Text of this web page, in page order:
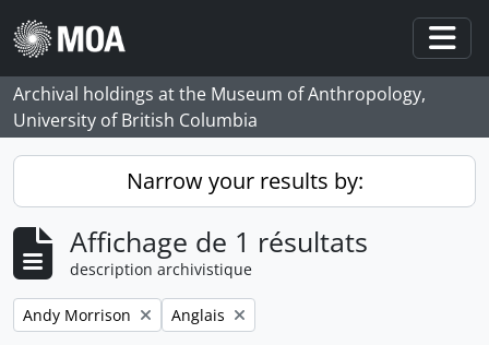
Skip to main content
Archival holdings at the Museum of Anthropology,
University of British Columbia
Narrow your results by:
Affichage de 1 résultats
description archivistique
Remove filter:
Andy Morrison Remove filter:
Anglais